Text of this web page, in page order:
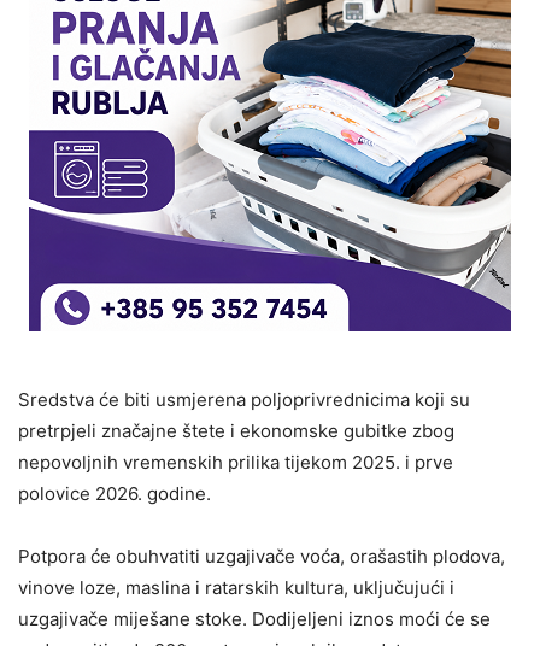
Sredstva će biti usmjerena poljoprivrednicima koji su
pretrpjeli značajne štete i ekonomske gubitke zbog
nepovoljnih vremenskih prilika tijekom 2025. i prve
polovice 2026. godine.
Potpora će obuhvatiti uzgajivače voća, orašastih plodova,
vinove loze, maslina i ratarskih kultura, uključujući i
uzgajivače miješane stoke. Dodijeljeni iznos moći će se